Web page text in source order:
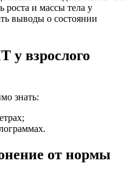
роста и массы тела у
выводы о состоянии
у взрослого
знать:
от нормы